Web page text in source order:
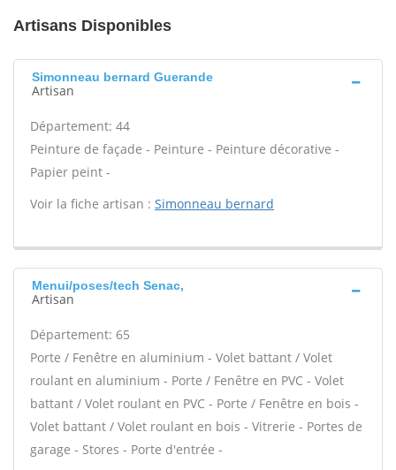
Artisans Disponibles
Simonneau bernard Guerande
Artisan
Département: 44
Peinture de façade - Peinture - Peinture décorative -
Papier peint -
Voir la fiche artisan : Simonneau bernard
Menui/poses/tech Senac,
Artisan
Département: 65
Porte / Fenêtre en aluminium - Volet battant / Volet
roulant en aluminium - Porte / Fenêtre en PVC - Volet
battant / Volet roulant en PVC - Porte / Fenêtre en bois -
Volet battant / Volet roulant en bois - Vitrerie - Portes de
garage - Stores - Porte d'entrée -